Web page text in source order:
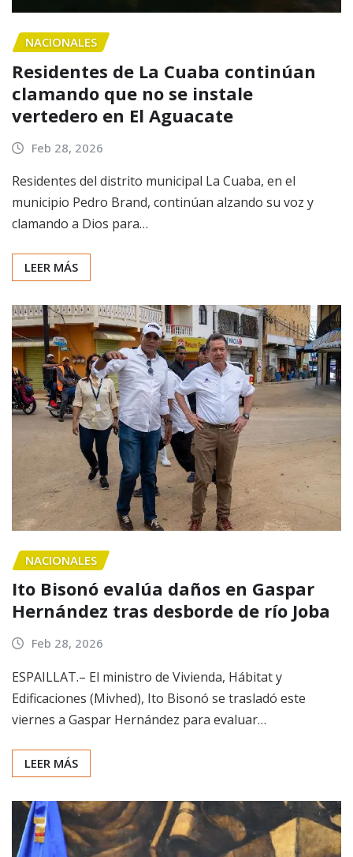
NACIONALES
Residentes de La Cuaba continúan
clamando que no se instale
vertedero en El Aguacate
Feb 28, 2026
Residentes del distrito municipal La Cuaba, en el
municipio Pedro Brand, continúan alzando su voz y
clamando a Dios para…
LEER MÁS
NACIONALES
Ito Bisonó evalúa daños en Gaspar
Hernández tras desborde de río Joba
Feb 28, 2026
ESPAILLAT.– El ministro de Vivienda, Hábitat y
Edificaciones (Mivhed), Ito Bisonó se trasladó este
viernes a Gaspar Hernández para evaluar…
LEER MÁS